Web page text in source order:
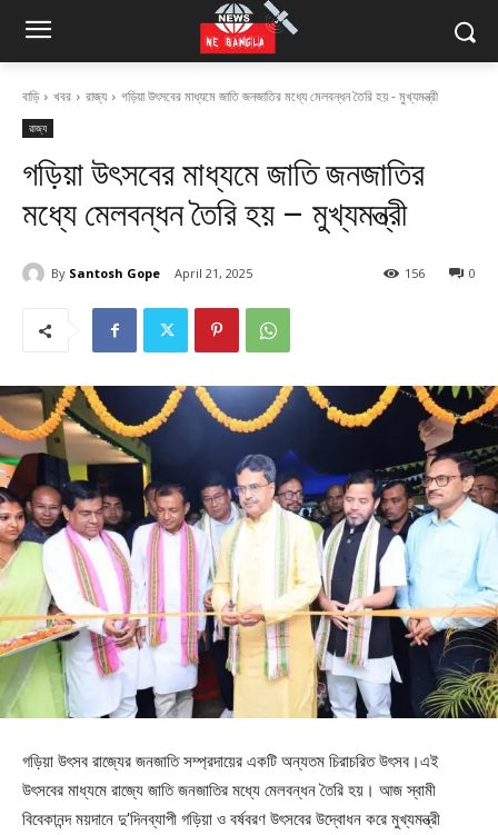
বাড়ি খবর রাজ্য গড়িয়া উৎসবের মাধ্যমে জাতি জনজাতির মধ্যে মেলবন্ধন তৈরি হয় - মুখ্যমন্ত্রী
রাজ্য
গড়িয়া উৎসবের মাধ্যমে জাতি জনজাতির
মধ্যে মেলবন্ধন তৈরি হয় – মুখ্যমন্ত্রী
By Santosh Gope April 21, 2025 0
156
গড়িয়া উৎসব রাজ্যের জনজাতি সম্প্রদায়ের একটি অন্যতম চিরাচরিত উৎসব।এই
উৎসবের মাধ্যমে রাজ্যে জাতি জনজাতির মধ্যে মেলবন্ধন তৈরি হয়। আজ স্বামী
বিবেকানন্দ ময়দানে দু’দিনব্যাপী গড়িয়া ও বর্ষবরণ উৎসবের উদ্বোধন করে মুখ্যমন্ত্রী